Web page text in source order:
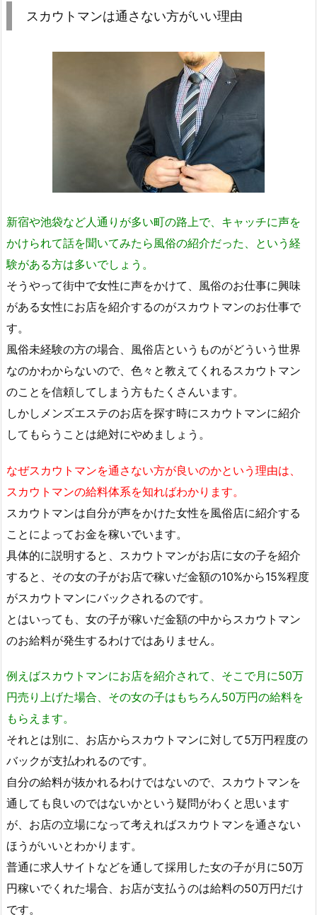
スカウトマンは通さない方がいい理由
新宿や池袋など人通りが多い町の路上で、キャッチに声を
かけられて話を聞いてみたら風俗の紹介だった、という経
験がある方は多いでしょう。
そうやって街中で女性に声をかけて、風俗のお仕事に興味
がある女性にお店を紹介するのがスカウトマンのお仕事で
す。
風俗未経験の方の場合、風俗店というものがどういう世界
なのかわからないので、色々と教えてくれるスカウトマン
のことを信頼してしまう方もたくさんいます。
しかしメンズエステのお店を探す時にスカウトマンに紹介
してもらうことは絶対にやめましょう。
なぜスカウトマンを通さない方が良いのかという理由は、
スカウトマンの給料体系を知ればわかります。
スカウトマンは自分が声をかけた女性を風俗店に紹介する
ことによってお金を稼いでいます。
具体的に説明すると、スカウトマンがお店に女の子を紹介
すると、その女の子がお店で稼いだ金額の10%から15%程度
がスカウトマンにバックされるのです。
とはいっても、女の子が稼いだ金額の中からスカウトマン
のお給料が発生するわけではありません。
例えばスカウトマンにお店を紹介されて、そこで月に50万
円売り上げた場合、その女の子はもちろん50万円の給料を
もらえます。
それとは別に、お店からスカウトマンに対して5万円程度の
バックが支払われるのです。
自分の給料が抜かれるわけではないので、スカウトマンを
通しても良いのではないかという疑問がわくと思います
が、お店の立場になって考えればスカウトマンを通さない
ほうがいいとわかります。
普通に求人サイトなどを通して採用した女の子が月に50万
円稼いでくれた場合、お店が支払うのは給料の50万円だけ
です。